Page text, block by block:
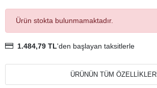
Ürün stokta bulunmamaktadır.
1.484,79 TL'den başlayan taksitlerle
ÜRÜNÜN TÜM ÖZELLİKLERİ